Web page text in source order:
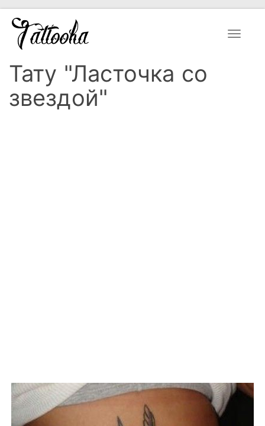
Toggle
Тату "Ласточка со
звездой"